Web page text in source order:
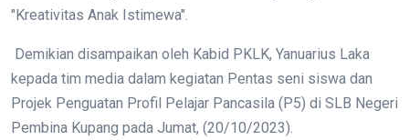
"Kreativitas Anak Istimewa".
Demikian disampaikan oleh Kabid PKLK, Yanuarius Laka
kepada tim media dalam kegiatan Pentas seni siswa dan
Projek Penguatan Profil Pelajar Pancasila (P5) di SLB Negeri
Pembina Kupang pada Jumat, (20/10/2023).